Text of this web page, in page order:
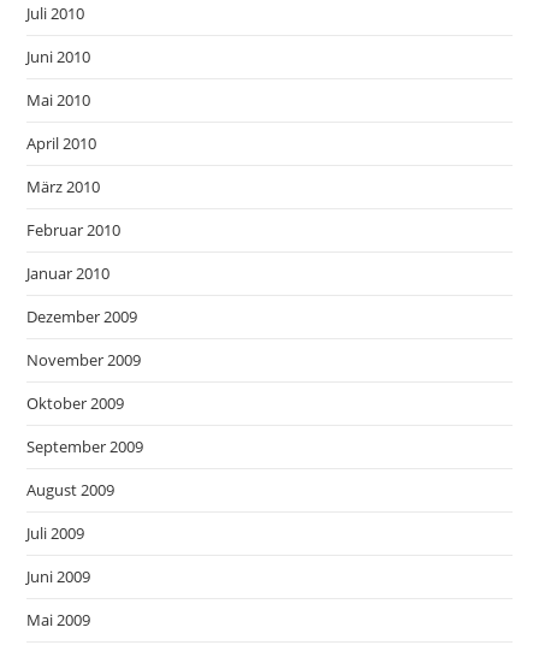
Juli 2010
Juni 2010
Mai 2010
April 2010
März 2010
Februar 2010
Januar 2010
Dezember 2009
November 2009
Oktober 2009
September 2009
August 2009
Juli 2009
Juni 2009
Mai 2009